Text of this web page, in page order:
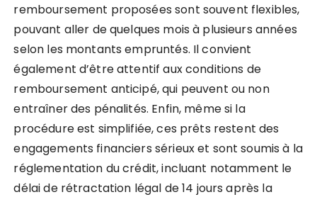
remboursement proposées sont souvent flexibles,
pouvant aller de quelques mois à plusieurs années
selon les montants empruntés. Il convient
également d’être attentif aux conditions de
remboursement anticipé, qui peuvent ou non
entraîner des pénalités. Enfin, même si la
procédure est simplifiée, ces prêts restent des
engagements financiers sérieux et sont soumis à la
réglementation du crédit, incluant notamment le
délai de rétractation légal de 14 jours après la